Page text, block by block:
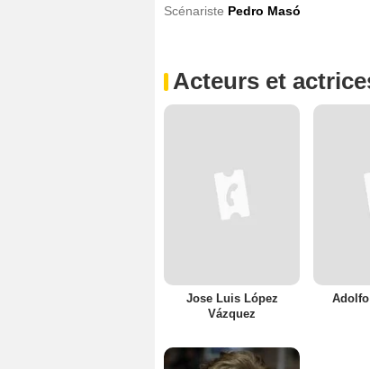
Scénariste Pedro Masó
Acteurs et
Jose Luis López
Vázquez